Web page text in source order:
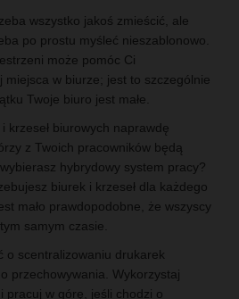
wszystko jakoś zmieścić, ale
po prostu myśleć nieszablonowo.
może pomóc Ci
miejsca w biurze; jest to szczególnie
Twoje biuro jest małe.
krzeseł biurowych naprawdę
z Twoich pracowników będą
hybrydowy system pracy?
biurek i krzeseł dla każdego
mało prawdopodobne, że wszyscy
samym czasie.
o scentralizowaniu drukarek
przechowywania. Wykorzystaj
pracuj w górę, jeśli chodzi o